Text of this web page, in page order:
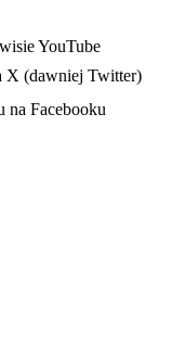
YouTube
X (dawniej Twitter)
na Facebooku